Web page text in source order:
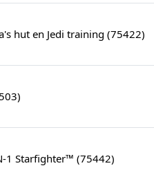
hut en Jedi training (75422)
1 Starfighter™ (75442)